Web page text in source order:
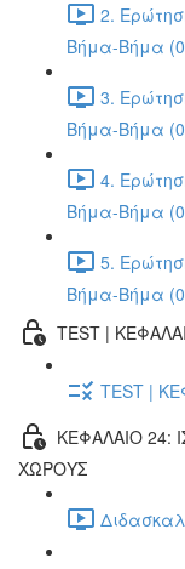
2.
Βήμα-Βήμα
3.
Βήμα-Βήμα
4.
Βήμα-Βήμα
5.
Βήμα-Βήμα
TEST |
TEST |
ΚΕΦΑΛΑΙΟ 24:
ΧΩΡΟΥΣ